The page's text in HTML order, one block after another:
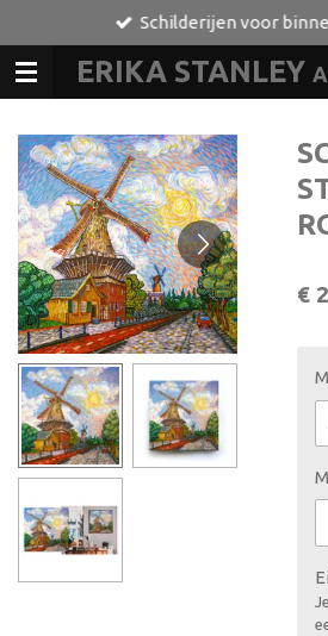
direct
naar
de
ERIKA STANLEY
Schilderijen voor
€